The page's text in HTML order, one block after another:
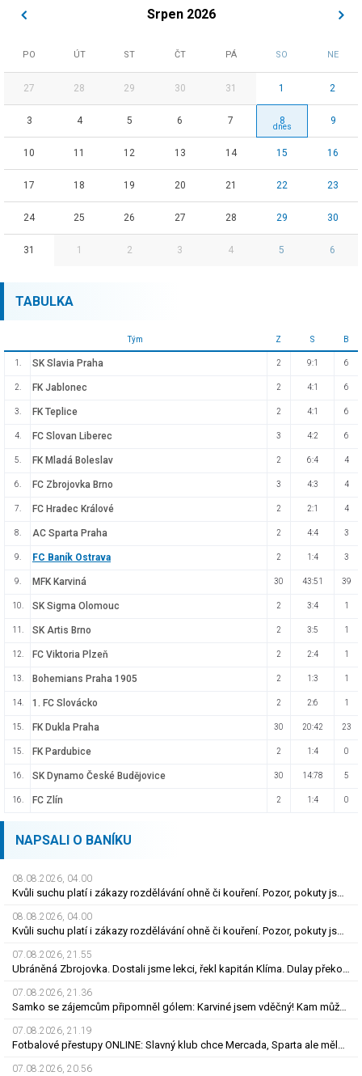
Srpen 2026
PO ÚT ST ČT PÁ SO NE
27 28 29 30 31 1 2
3 4 5 6 7 8 9
10 11 12 13 14 15 16
17 18 19 20 21 22 23
24 25 26 27 28 29 30
31 1 2 3 4 5 6
TABULKA
Tým Z S B
1. SK Slavia Praha 2 9:1 6
2. FK Jablonec 2 4:1 6
3. FK Teplice 2 4:1 6
4. FC Slovan Liberec 3 4:2 6
5. FK Mladá Boleslav 2 6:4 4
6. FC Zbrojovka Brno 3 4:3 4
7. FC Hradec Králové 2 2:1 4
8. AC Sparta Praha 2 4:4 3
9. FC Baník Ostrava 2 1:4 3
9. MFK Karviná 30 43:51 39
10. SK Sigma Olomouc 2 3:4 1
11. SK Artis Brno 2 3:5 1
12. FC Viktoria Plzeň 2 2:4 1
13. Bohemians Praha 1905 2 1:3 1
14. 1. FC Slovácko 2 2:6 1
15. FK Dukla Praha 30 20:42 23
15. FK Pardubice 2 1:4 0
16. SK Dynamo České Budějovice 30 14:78 5
16. FC Zlín 2 1:4 0
NAPSALI O BANÍKU
08.08.2026, 04.00
Kvůli suchu platí i zákazy rozdělávání ohně či kouření. Pozor, pokuty jsou obří
08.08.2026, 04.00
Kvůli suchu platí i zákazy rozdělávání ohně či kouření. Pozor, pokuty jsou obří
07.08.2026, 21.55
Ubráněná Zbrojovka. Dostali jsme lekci, řekl kapitán Klíma. Dulay překonal kamaráda
07.08.2026, 21.36
Samko se zájemcům připomněl gólem: Karviné jsem vděčný! Kam může odejít Štorman?
07.08.2026, 21.19
Fotbalové přestupy ONLINE: Slavný klub chce Mercada, Sparta ale měla nabídku odmítnout
07.08.2026, 20.56